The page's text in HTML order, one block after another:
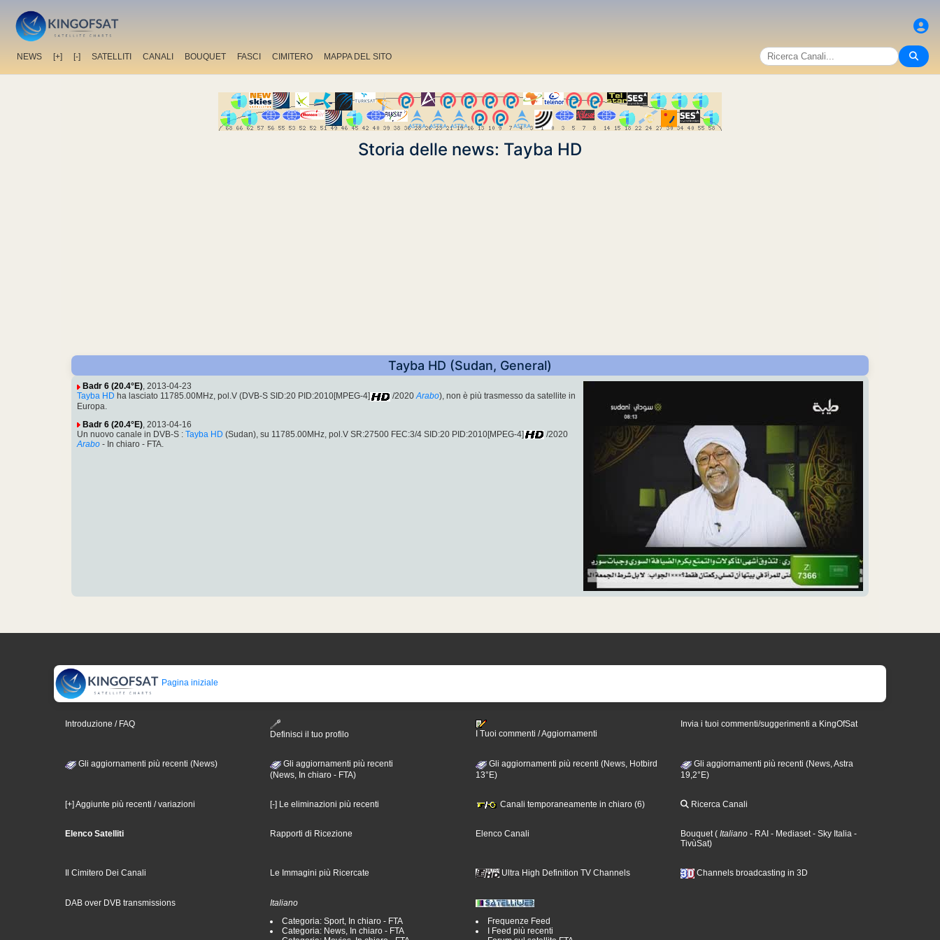
NEWS [+] [-] SATELLITI CANALI BOUQUET FASCI CIMITERO MAPPA DEL SITO
Storia delle news: Tayba HD
Tayba HD (Sudan, General)
Badr 6 (20.4°E), 2013-04-23
Tayba HD ha lasciato 11785.00MHz, pol.V (DVB-S SID:20 PID:2010[MPEG-4] /2020 Arabo), non è più trasmesso da satellite in
Europa.
Badr 6 (20.4°E) , 2013-04-16
Un nuovo canale in DVB-S : Tayba HD (Sudan), su 11785.00MHz, pol.V SR:27500 FEC:3/4 SID:20 PID:2010[MPEG-4]
/2020
Arabo - In chiaro - FTA.
Pagina iniziale
Introduzione / FAQ
Definisci il tuo profilo
I Tuoi commenti / Aggiornamenti
Invia i tuoi commenti/suggerimenti a KingOfSat
Gli aggiornamenti più recenti (News)
Gli aggiornamenti più recenti
(News, In chiaro - FTA)
Gli aggiornamenti più recenti (News, Hotbird
13°E)
Gli aggiornamenti più recenti (News, Astra
19,2°E)
[+] Aggiunte più recenti / variazioni [-] Le eliminazioni più recenti Canali temporaneamente in chiaro (6) Ricerca Canali
Elenco Satelliti Rapporti di Ricezione Elenco Canali Bouquet( Italiano - RAI - Mediaset- Sky Italia -
TivùSat)
Il Cimitero Dei Canali Le Immagini più Ricercate Ultra High Definition TV Channels Channels broadcasting in 3D
DAB over DVB transmissions
Italiano
Categoria: Sport, In chiaro - FTA
Categoria: News, In chiaro - FTA
Frequenze Feed
I Feed più recenti